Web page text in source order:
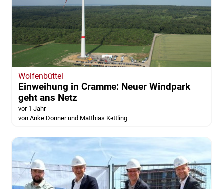
Wolfenbüttel
Einweihung in Cramme: Neuer Windpark
geht ans Netz
vor 1 Jahr
von Anke Donner und Matthias Kettling